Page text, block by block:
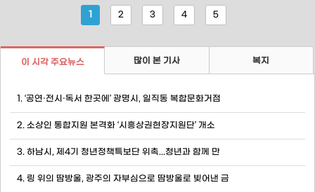
철산지하공영주차장 내 디지털혁신교육
센터에서 관내 초등학교 학부모를 대상으
제로 특강을 진행했다.시는 인공지능 시대
를 맞아 논리적 사고의 핵심인 수학의 중
요성이 대두되면서 학부모들의 관심과 교
1 2 3 4 5
이 시각 주요뉴스 많이 본 기사 복지
1. ‘공연·전시·독서 한곳에’ 광명시, 일직동 복합문화거점
2. 소상인 통합지원 본격화 ‘시흥상권현장지원단’ 개소
3. 하남시, 제4기 청년정책특보단 위촉...청년과 함께 만
4. 링 위의 땀방울, 광주의 자부심으로 땀방울로 빚어낸 금